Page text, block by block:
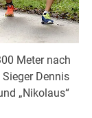
Meter nach
Dennis
„Nikolaus“